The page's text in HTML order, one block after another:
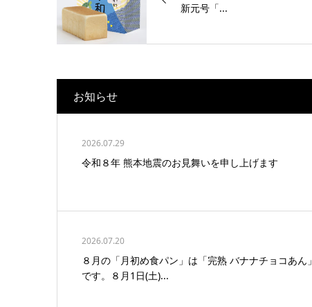
新元号「...
お知らせ
2026.07.29
令和８年 熊本地震のお見舞いを申し上げます
2026.07.20
８月の「月初め食パン」は「完熟 バナナチョコあん」
です。８月1日(土)...